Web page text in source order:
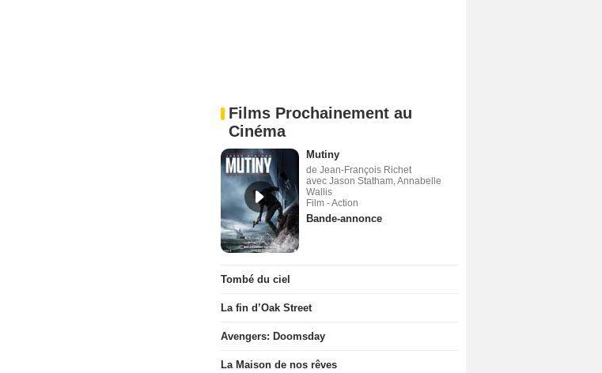
Films Prochainement au
Cinéma
Mutiny
de Jean-François Richet
avec Jason Statham, Annabelle
Wallis
Film - Action
Bande-annonce
Tombé du ciel
La fin d’Oak Street
Avengers: Doomsday
La Maison de nos rêves